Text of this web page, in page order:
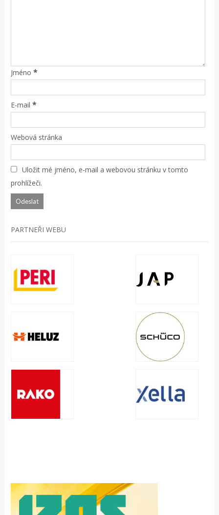
Jméno *
E-mail *
Webová stránka
Uložit mé jméno, e-mail a webovou stránku v tomto
prohlížeči.
PARTNEŘI WEBU